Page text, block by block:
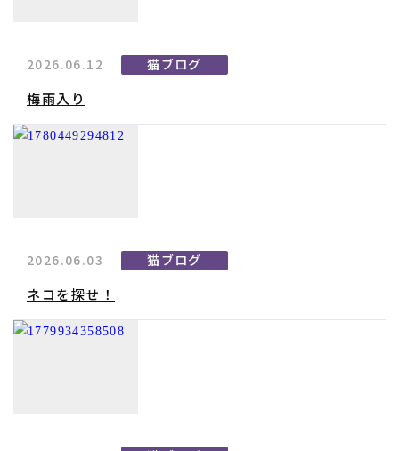
2026.06.12 猫ブログ
梅雨入り
2026.06.03 猫ブログ
ネコを探せ！